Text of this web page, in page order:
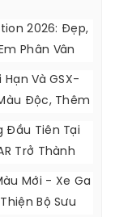
2026: Đẹp,
Phân Vân
Và GSX-
Độc, Thêm
Đầu Tiên Tại
Trở Thành
Mới - Xe Ga
Bộ Sưu